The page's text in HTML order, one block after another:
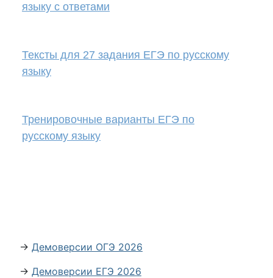
языку с ответами
Тексты для 27 задания ЕГЭ по русскому
языку
Тренировочные варианты ЕГЭ по
русскому языку
→ Демоверсии ОГЭ 2026
→ Демоверсии ЕГЭ 2026